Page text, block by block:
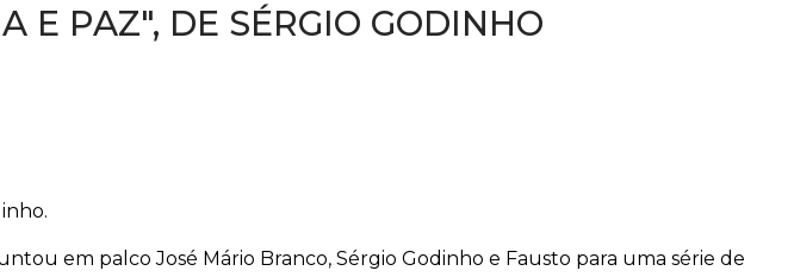
E PAZ", DE SÉRGIO GODINHO
em palco José Mário Branco, Sérgio Godinho e Fausto para uma série de